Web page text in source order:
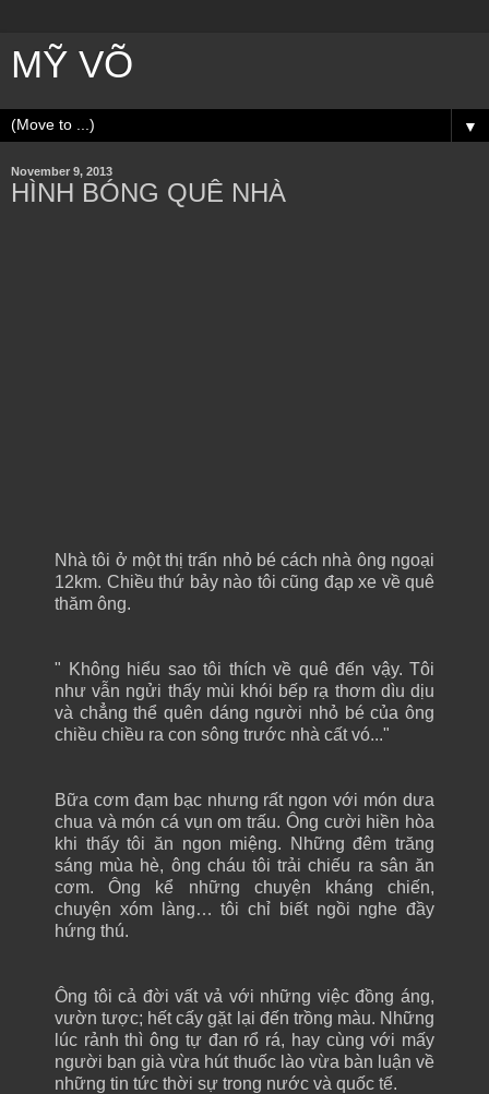
MỸ VÕ
▼
November 9, 2013
HÌNH BÓNG QUÊ NHÀ
Nhà tôi ở một thị trấn nhỏ bé cách nhà ông ngoại
12km. Chiều thứ bảy nào tôi cũng đạp xe về quê
thăm ông.
" Không hiểu sao tôi thích về quê đến vậy. Tôi
như vẫn ngửi thấy mùi khói bếp rạ thơm dìu dịu
và chẳng thể quên dáng người nhỏ bé của ông
chiều chiều ra con sông trước nhà cất vó..."
Bữa cơm đạm bạc nhưng rất ngon với món dưa
chua và món cá vụn om trấu. Ông cười hiền hòa
khi thấy tôi ăn ngon miệng. Những đêm trăng
sáng mùa hè, ông cháu tôi trải chiếu ra sân ăn
cơm. Ông kể những chuyện kháng chiến,
chuyện xóm làng… tôi chỉ biết ngồi nghe đầy
hứng thú.
Ông tôi cả đời vất vả với những việc đồng áng,
vườn tược; hết cấy gặt lại đến trồng màu. Những
lúc rảnh thì ông tự đan rổ rá, hay cùng với mấy
người bạn già vừa hút thuốc lào vừa bàn luận về
những tin tức thời sự trong nước và quốc tế.